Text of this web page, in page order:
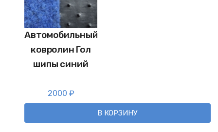
Автомобильный
ковролин Гол
шипы синий
2000 ₽
В КОРЗИНУ